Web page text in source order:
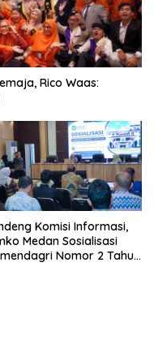
Rico Waas:
Komisi Informasi,
Medan Sosialisasi
Nomor 2 Tahun